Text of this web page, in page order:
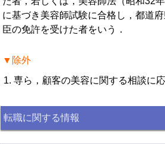
に基づき美容師試験に合格し，都道
臣の免許を受けた者をいう．
▼除外
専ら，顧客の美容に関する相談に
転職に関する情報